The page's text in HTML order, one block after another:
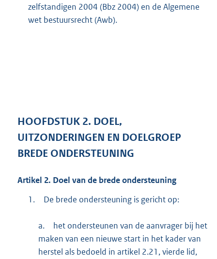
zelfstandigen 2004 (Bbz 2004) en de Algemene
wet bestuursrecht (Awb).
HOOFDSTUK 2. DOEL,
UITZONDERINGEN EN DOELGROEP
BREDE ONDERSTEUNING
Artikel 2. Doel van de brede ondersteuning
1.
De brede ondersteuning is gericht op:
a.
het ondersteunen van de aanvrager bij het
maken van een nieuwe start in het kader van
herstel als bedoeld in artikel 2.21, vierde lid,